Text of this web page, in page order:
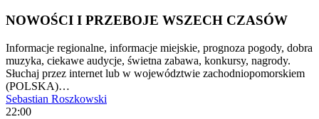
NOWOŚCI I PRZEBOJE WSZECH CZASÓW
Informacje regionalne, informacje miejskie, prognoza pogody, dobra
muzyka, ciekawe audycje, świetna zabawa, konkursy, nagrody.
Słuchaj przez internet lub w województwie zachodniopomorskiem
(POLSKA)…
Sebastian Roszkowski
22:00